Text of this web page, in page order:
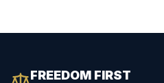
FREEDOM FIRST